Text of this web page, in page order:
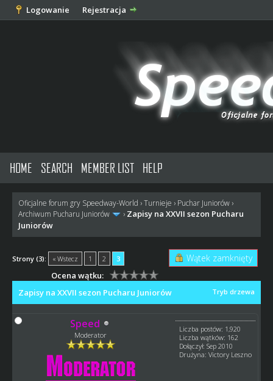
Logowanie Rejestracja
HOME SEARCH MEMBER LIST HELP
Oficjalne forum gry Speedway-World ›Turnieje › Puchar Juniorów›
Archiwum Pucharu Juniorów
› Zapisy na XXVII sezon Pucharu
Juniorów
Strony (3): « Wstecz 1 2 3 Wątek zamknięty
Ocena wątku:
Tryb drzewa
Zapisy na XXVII sezon Pucharu Juniorów
Speed
Moderator
Liczba postów: 1,920
Liczba wątków: 162
Dołączył: Sep 2010
Drużyna: Victory Leszno